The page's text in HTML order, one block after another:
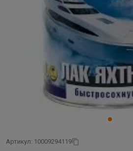
Артикул: 10009294119